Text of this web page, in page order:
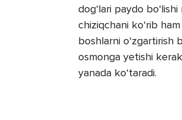
dog‘lari paydo
chiziqchani ko‘rib
boshlarni o‘zgartirish
osmonga yetishi
yanada ko‘taradi.